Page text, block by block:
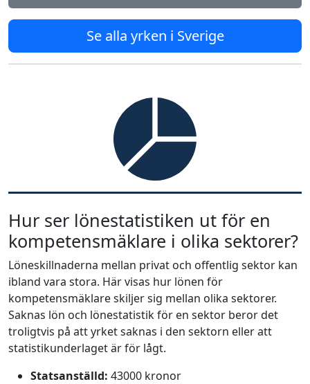
Se alla yrken i Sverige
Hur ser lönestatistiken ut för en
kompetensmäklare i olika sektorer?
Löneskillnaderna mellan privat och offentlig sektor kan
ibland vara stora. Här visas hur lönen för
kompetensmäklare skiljer sig mellan olika sektorer.
Saknas lön och lönestatistik för en sektor beror det
troligtvis på att yrket saknas i den sektorn eller att
statistikunderlaget är för lågt.
Statsanställd: 43000 kronor